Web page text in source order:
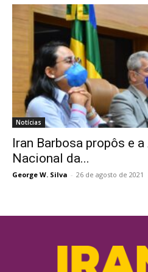
Notícias
Iran Barbosa propôs e
Nacional da...
George W. Silva - 26 de agosto de 2021